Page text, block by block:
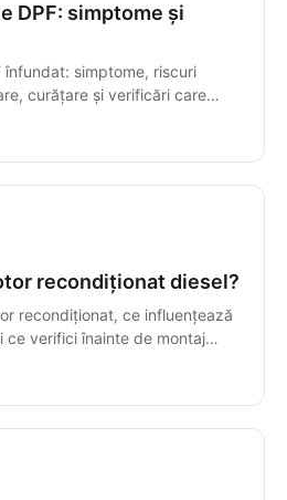
DPF: simptome și
înfundat: simptome, riscuri
curățare și verificări care
recondiționat diesel?
recondiționat, ce influențează
ce verifici înainte de montaj